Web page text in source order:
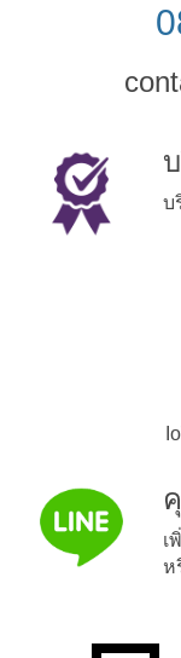
บ
เ
ห